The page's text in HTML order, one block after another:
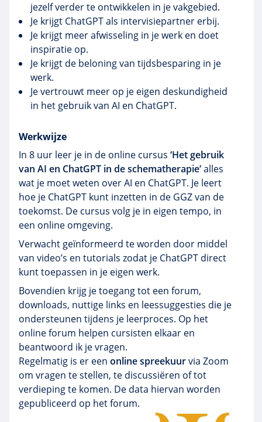
jezelf verder te ontwikkelen in je vakgebied.
Je krijgt ChatGPT als intervisiepartner erbij.
Je krijgt meer afwisseling in je werk en doet
inspiratie op.
Je krijgt de beloning van tijdsbesparing in je
werk.
Je vertrouwt meer op je eigen deskundigheid
in het gebruik van AI en ChatGPT.
Werkwijze
In 8 uur leer je in de online cursus ‘Het gebruik
van AI en ChatGPT in de schematherapie’alles
wat je moet weten over AI en ChatGPT. Je leert
hoe je ChatGPT kunt inzetten in de GGZ van de
toekomst. De cursus volg je in eigen tempo, in
een online omgeving.
Verwacht geïnformeerd te worden door middel
van video’s en tutorials zodat je ChatGPT direct
kunt toepassen in je eigen werk.
Bovendien krijg je toegang tot een forum,
downloads, nuttige links en leessuggesties die je
ondersteunen tijdens je leerproces. Op het
online forum helpen cursisten elkaar en
beantwoord ik je vragen.
Regelmatig is er een online spreekuurvia Zoom
om vragen te stellen, te discussiëren of tot
verdieping te komen. De data hiervan worden
gepubliceerd op het forum.